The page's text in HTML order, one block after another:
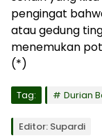
pengingat
atau gedung
menemukan
(*)
Tag: Durian
Editor: Supardi